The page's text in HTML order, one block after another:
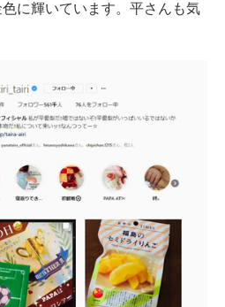
に輝いています。平さんも気